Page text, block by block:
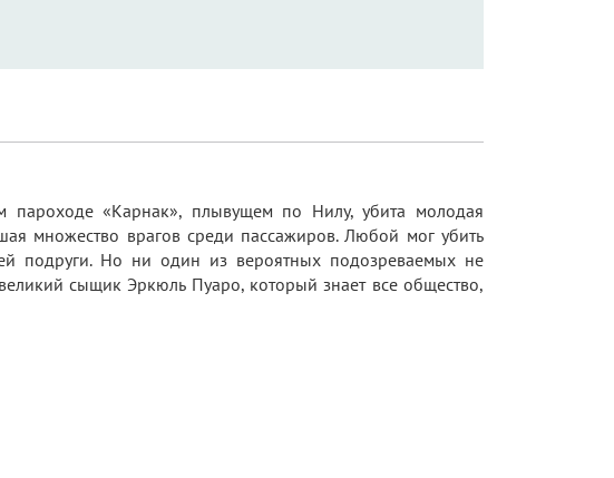
«Карнак», плывущем по Нилу, убита молодая
множество врагов среди пассажиров. Любой мог убить
подруги. Но ни один из вероятных подозреваемых не
сыщик Эркюль Пуаро, который знает все общество,